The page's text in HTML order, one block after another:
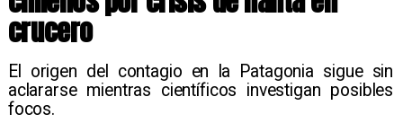
crucero
El origen del contagio en la Patagonia sigue sin
aclararse mientras científicos investigan posibles
focos.